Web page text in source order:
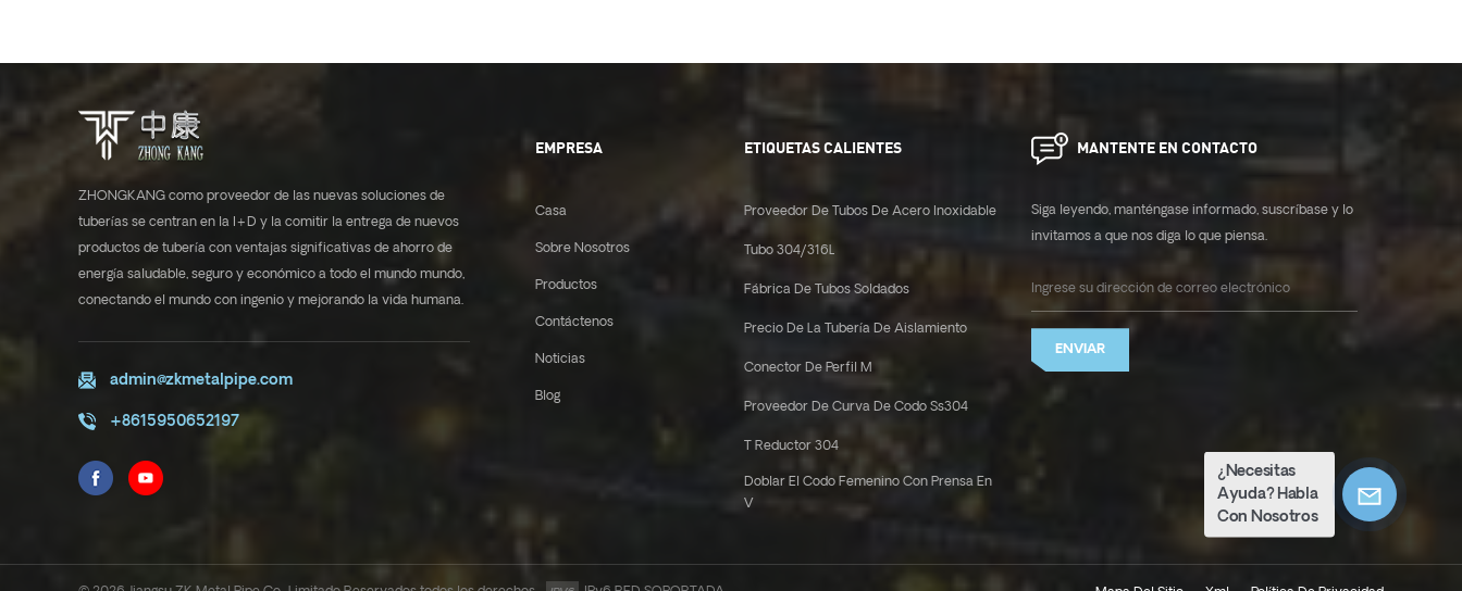
ZHONGKANG como proveedor de las nuevas soluciones de
tuberías se centran en la I+D y la comitir la entrega de nuevos
productos de tubería con ventajas significativas de ahorro de
energía saludable, seguro y económico a todo el mundo mundo,
conectando el mundo con ingenio y mejorando la vida humana.
admin@zkmetalpipe.com
+8615950652197
EMPRESA
Casa
Sobre Nosotros
Productos
Contáctenos
Noticias
Blog
ETIQUETAS CALIENTES
Proveedor De Tubos De Acero Inoxidable
Tubo 304/316L
Fábrica De Tubos Soldados
Precio De La Tubería De Aislamiento
Conector De Perfil M
Proveedor De Curva De Codo Ss304
T Reductor 304
Doblar El Codo Femenino Con Prensa En
V
MANTENTE EN CONTACTO
Siga leyendo, manténgase informado, suscríbase y lo
invitamos a que nos diga lo que piensa.
ENVIAR
¿Necesitas
Ayuda? Habla
Con Nosotros